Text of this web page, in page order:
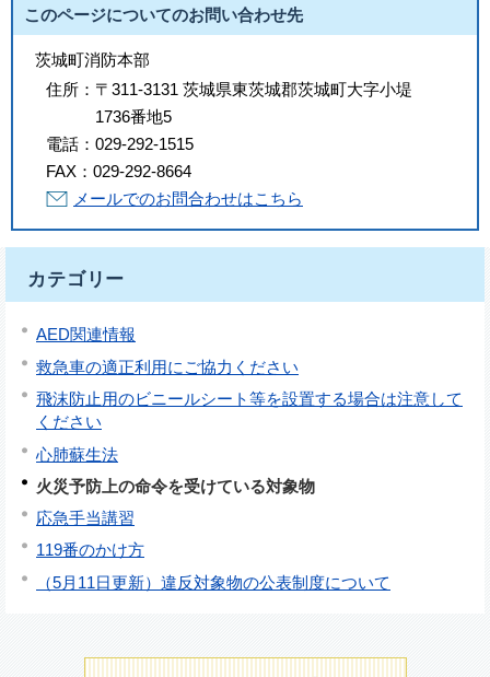
このページについてのお問い合わせ先
茨城町消防本部
住所： 〒311-3131 茨城県東茨城郡茨城町大字小堤
1736番地5
電話： 029-292-1515
FAX： 029-292-8664
メールでのお問合わせはこちら
カテゴリー
AED関連情報
救急車の適正利用にご協力ください
飛沫防止用のビニールシート等を設置する場合は注意して
ください
心肺蘇生法
火災予防上の命令を受けている対象物
応急手当講習
119番のかけ方
（5月11日更新）違反対象物の公表制度について